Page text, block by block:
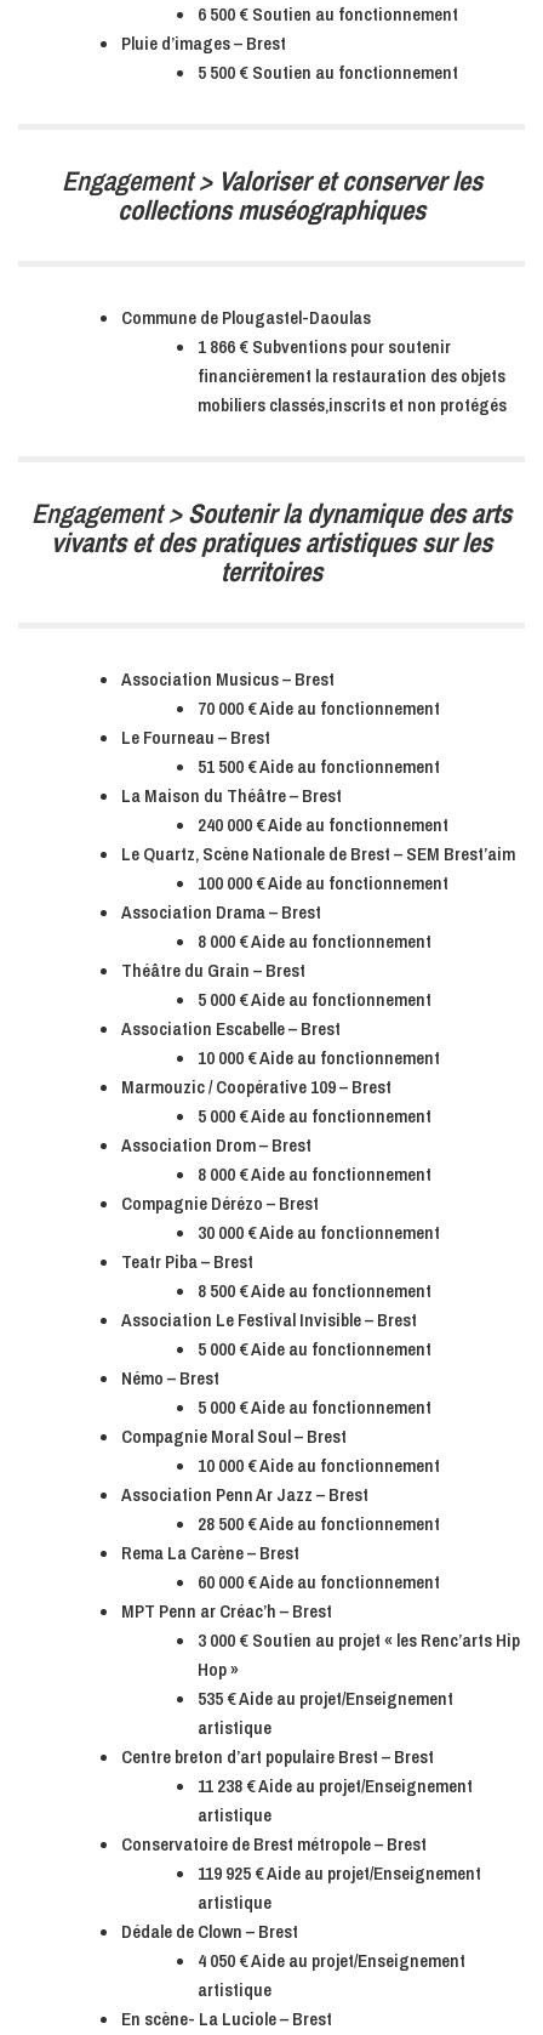
6 500 € Soutien au fonctionnement
Pluie d’images – Brest
5 500 € Soutien au fonctionnement
Engagement > Valoriser et conserver les
collections muséographiques
Commune de Plougastel-Daoulas
1 866 € Subventions pour soutenir
financièrement la restauration des objets
mobiliers classés,inscrits et non protégés
Engagement >Soutenir la dynamique des arts
vivants et des pratiques artistiques sur les
territoires
Association Musicus – Brest
70 000 € Aide au fonctionnement
Le Fourneau – Brest
51 500 € Aide au fonctionnement
La Maison du Théâtre – Brest
240 000 € Aide au fonctionnement
Le Quartz, Scène Nationale de Brest – SEM Brest’aim
100 000 € Aide au fonctionnement
Association Drama – Brest
8 000 € Aide au fonctionnement
Théâtre du Grain – Brest
5 000 € Aide au fonctionnement
Association Escabelle – Brest
10 000 € Aide au fonctionnement
Marmouzic / Coopérative 109 – Brest
5 000 € Aide au fonctionnement
Association Drom – Brest
8 000 € Aide au fonctionnement
Compagnie Dérézo – Brest
30 000 € Aide au fonctionnement
Teatr Piba – Brest
8 500 € Aide au fonctionnement
Association Le Festival Invisible – Brest
5 000 € Aide au fonctionnement
Némo – Brest
5 000 € Aide au fonctionnement
Compagnie Moral Soul – Brest
10 000 € Aide au fonctionnement
Association Penn Ar Jazz – Brest
28 500 € Aide au fonctionnement
Rema La Carène – Brest
60 000 € Aide au fonctionnement
MPT Penn ar Créac’h – Brest
3 000 € Soutien au projet « les Renc’arts Hip
Hop »
535 € Aide au projet/Enseignement
artistique
Centre breton d’art populaire Brest – Brest
11 238 € Aide au projet/Enseignement
artistique
Conservatoire de Brest métropole – Brest
119 925 € Aide au projet/Enseignement
artistique
Dédale de Clown – Brest
4 050 € Aide au projet/Enseignement
artistique
En scène- La Luciole – Brest